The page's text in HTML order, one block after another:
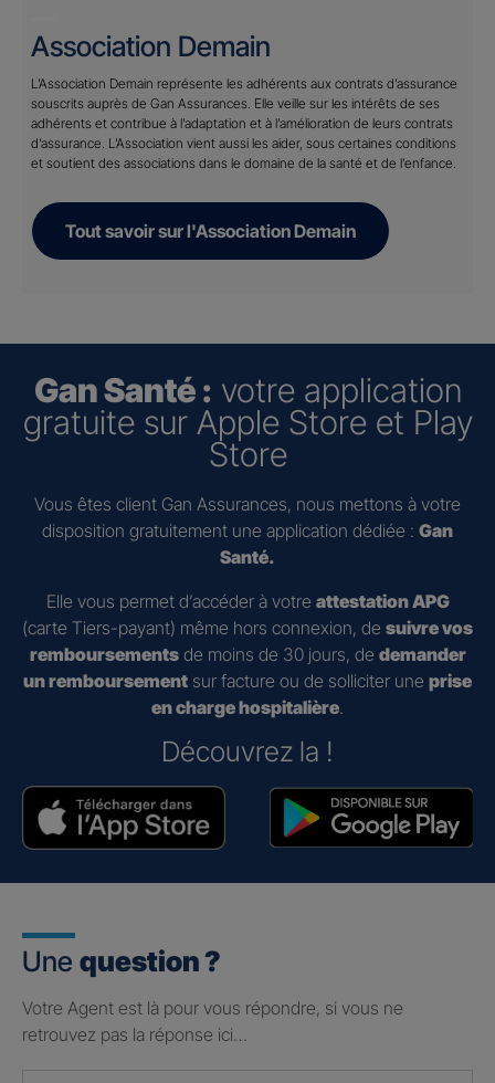
Association Demain
L’Association Demain représente les adhérents aux contrats d’assurance
souscrits auprès de Gan Assurances. Elle veille sur les intérêts de ses
adhérents et contribue à l’adaptation et à l’amélioration de leurs contrats
d’assurance. L’Association vient aussi les aider, sous certaines conditions
et soutient des associations dans le domaine de la santé et de l’enfance.
Tout savoir sur l'Association Demain
Gan Santé : votre application
gratuite sur Apple Store et Play
Store
Vous êtes client Gan Assurances, nous mettons à votre
disposition gratuitement une application dédiée : Gan
Santé.
Elle vous permet d’accéder à votre attestation APG
(carte Tiers-payant) même hors connexion, de suivre vos
remboursementsde moins de 30 jours, de demander
un remboursement sur facture ou de solliciter une prise
en charge hospitalière.
Découvrez la !
Une question ?
Votre Agent est là pour vous répondre, si vous ne
retrouvez pas la réponse ici…